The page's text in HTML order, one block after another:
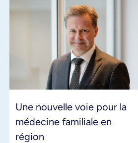
Une nouvelle voie pour la
médecine familiale en
région